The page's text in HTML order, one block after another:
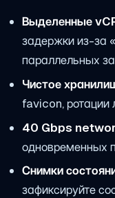
Выделенные
задержки из-за
параллельных
Чистое
favicon, ротации
40 Gbps
одновременных
Снимки
зафиксируйте